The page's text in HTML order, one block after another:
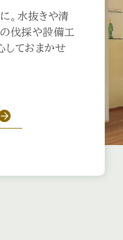
オープンガーデンのご案内
のお知らせ
。水抜きや清
伐採や設備工
しておまかせ